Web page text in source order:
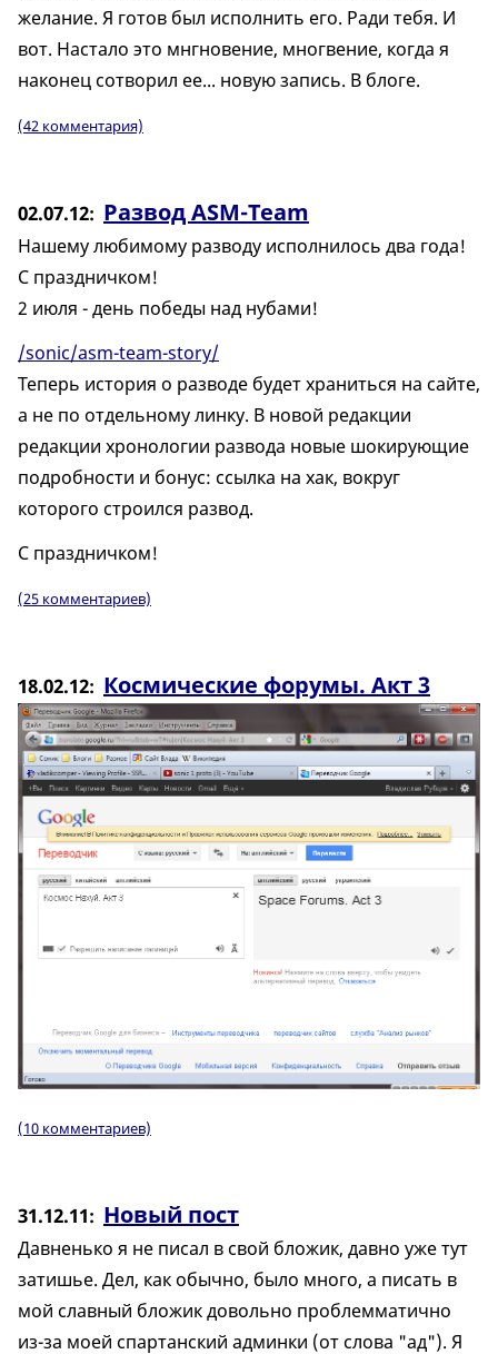
желание. Я готов был исполнить его. Ради тебя. И
вот. Настало это мнгновение, многвение, когда я
наконец сотворил ее... новую запись. В блоге.
(42 комментария)
02.07.12 Развод ASM-Team
Нашему любимому разводу исполнилось два года!
С праздничком!
2 июля - день победы над нубами!
/sonic/asm-team-story/
Теперь история о разводе будет храниться на сайте,
а не по отдельному линку. В новой редакции
редакции хронологии развода новые шокирующие
подробности и бонус: ссылка на хак, вокруг
которого строился развод.
С праздничком!
(25 комментариев)
18.02.12 Космические форумы. Акт 3
(10 комментариев)
31.12.11 Новый пост
Давненько я не писал в свой бложик, давно уже тут
затишье. Дел, как обычно, было много, а писать в
мой славный бложик довольно проблемматично
из-за моей спартанский админки (от слова "ад"). Я